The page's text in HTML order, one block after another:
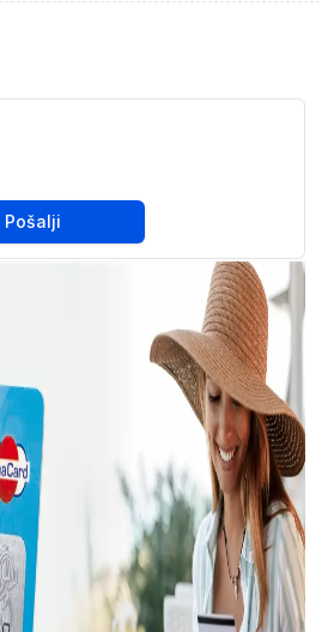
Pošalji